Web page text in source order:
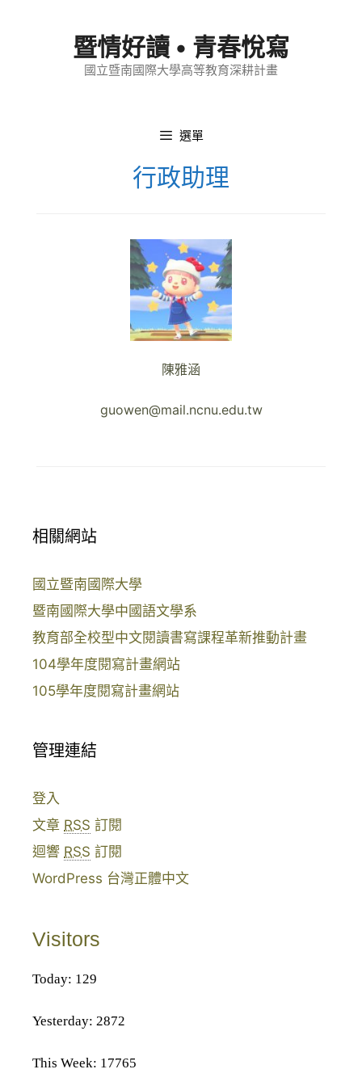
暨情好讀 • 青春悅寫
國立暨南國際大學高等教育深耕計畫
選單
行政助理
陳雅涵
guowen@mail.ncnu.edu.tw
相關網站
國立暨南國際大學
暨南國際大學中國語文學系
教育部全校型中文閱讀書寫課程革新推動計畫
104學年度閱寫計畫網站
105學年度閱寫計畫網站
管理連結
登入
文章 RSS 訂閱
迴響 RSS 訂閱
WordPress 台灣正體中文
Visitors
Today: 129
Yesterday: 2872
This Week: 17765